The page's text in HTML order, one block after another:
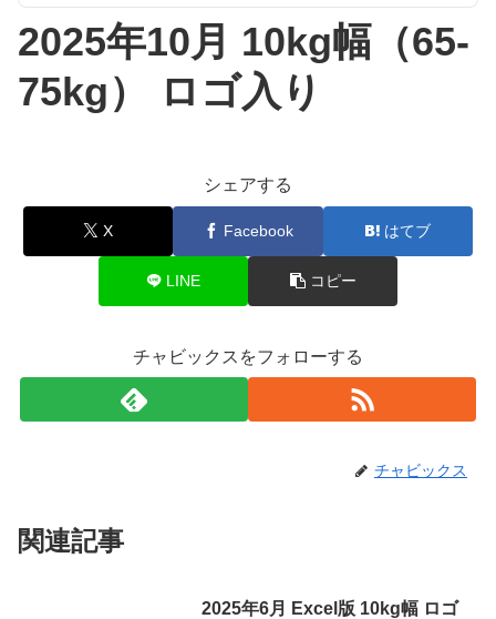
2025年10月 10kg幅（65-
75kg） ロゴ入り
シェアする
X Facebook はてブ
LINE コピー
チャビックスをフォローする
チャビックス
関連記事
2025年6月 Excel版 10kg幅 ロゴ